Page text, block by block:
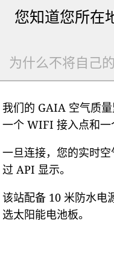
您知道您所在
为什么不将自己
我们的 GAIA 空气质
一个 WIFI 接入点和一
一旦连接，您的实时
过 API 显示。
该站配备 10 米防水电
选太阳能电池板。